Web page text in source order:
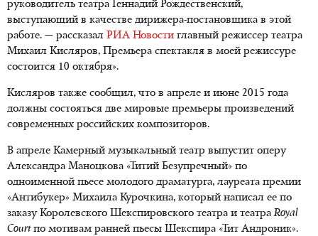
руководитель театра Геннадий Рождественский,
выступающий в качестве дирижера-постановщика в этой
работе. — рассказал РИА Новости главный режиссер театра
Михаил Кисляров, Премьера спектакля в моей режиссуре
состоится 10 октября».
Кисляров также сообщил, что в апреле и июне 2015 года
должны состояться две мировые премьеры произведений
современных российских композиторов.
В апреле Камерный музыкальный театр выпустит оперу
Александра Маноцкова «Титий Безупречный» по
одноименной пьесе молодого драматурга, лауреата премии
«Антибукер» Михаила Курочкина, который написал ее по
заказу Королевского Шекспировского театра и театраRoyal
Courtпо мотивам ранней пьесы Шекспира «Тит Андроник».